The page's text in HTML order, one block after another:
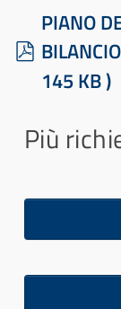
- - - 2019
p
d
PIANO
145 KB )
Più